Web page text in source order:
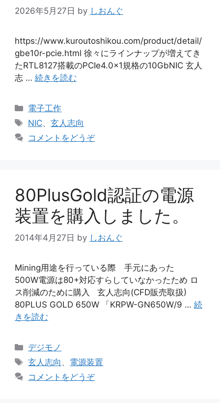
2026年5月27日 by しおんぐ
https://www.kuroutoshikou.com/product/detail/
gbe10r-pcie.html 徐々にラインナップが増えてき
たRTL8127搭載のPCIe4.0x1規格の10GbNIC 玄人
志 … 続きを読む
カ
テ
リ
電子工作
タ
グ
NIC、玄人志向
コメントをどうぞ
80PlusGold認証の電源
装置を購入しました。
2014年4月27日 by しおんぐ
Mining用途を行っている際 手元にあった
500W電源は80+対応すらしていなかったため ロ
ス削減のために購入 玄人志向(CFD販売取扱)
80PLUS GOLD 650W 「KRPW-GN650W/9 … 続
きを読む
カ
テ
ゴ
リ
デジモノ
タ
玄人志向 、 電源装置
コメントをどうぞ